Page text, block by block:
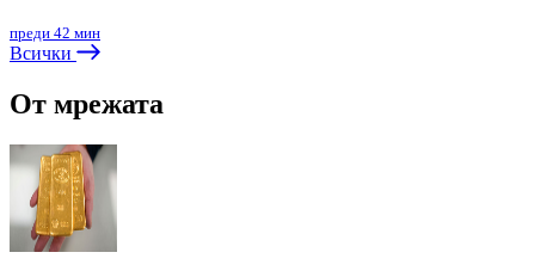
преди 42 мин
Всички
От мрежата